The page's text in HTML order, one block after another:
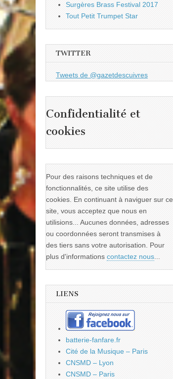
Surgères Brass Festival 2017
Tout Petit Trumpet Star
TWITTER
Tweets de @gazetdescuivres
Confidentialité et
cookies
Pour des raisons techniques et de
fonctionnalités, ce site utilise des
cookies. En continuant à naviguer sur ce
site, vous acceptez que nous en
utilisions... Aucunes données, adresses
ou coordonnées seront transmises à
des tiers sans votre autorisation. Pour
plus d'informations contactez nous...
LIENS
batterie-fanfare.fr
Cité de la Musique – Paris
CNSMD – Lyon
CNSMD – Paris